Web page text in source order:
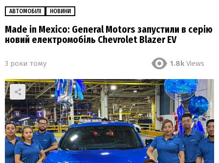
АВТОМОБІЛІ НОВИНИ
Made in Mexico: General Motors запустили в серію
новий електромобіль Chevrolet Blazer EV
3 роки тому 1.8k Views